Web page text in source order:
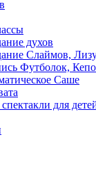
духов
Слаймов,
Футболок,
Саше
для